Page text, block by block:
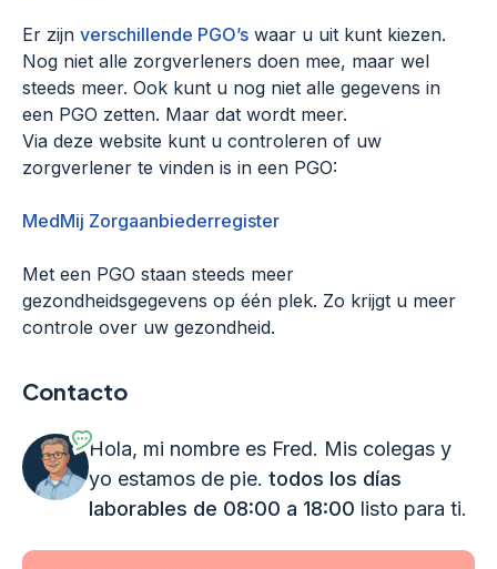
Er zijn verschillende PGO’s waar u uit kunt kiezen.
Nog niet alle zorgverleners doen mee, maar wel
steeds meer. Ook kunt u nog niet alle gegevens in
een PGO zetten. Maar dat wordt meer.
Via deze website kunt u controleren of uw
zorgverlener te vinden is in een PGO:
MedMij Zorgaanbiederregister
Met een PGO staan steeds meer
gezondheidsgegevens op één plek. Zo krijgt u meer
controle over uw gezondheid.
Contacto
Hola, mi nombre es Fred. Mis colegas y
yo estamos de pie. todos los días
laborables de 08:00 a 18:00 listo para ti.